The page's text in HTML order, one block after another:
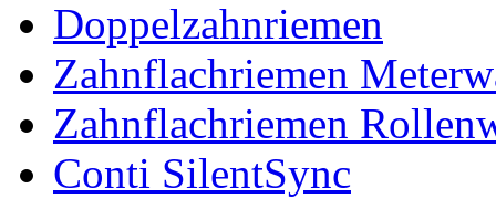
Doppelzahnriemen
Zahnflachriemen
Zahnflachriemen
Conti SilentSync